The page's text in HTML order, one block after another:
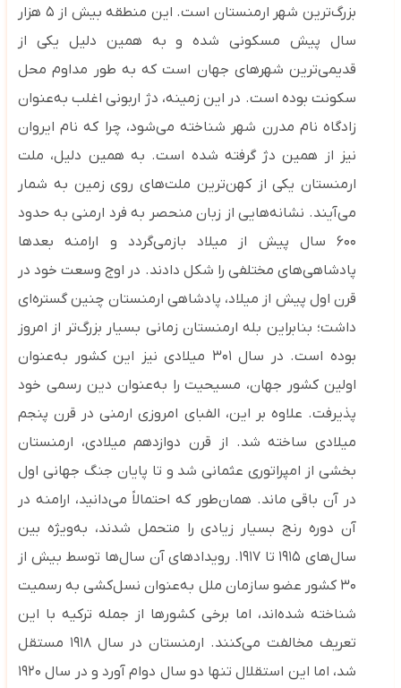
بزرگ‌ترین شهر ارمنستان است. این منطقه بیش از ۵ هزار
سال پیش مسکونی شده و به همین دلیل یکی از
قدیمی‌ترین شهرهای جهان است که به طور مداوم محل
سکونت بوده است. در این زمینه، دژ اربونی اغلب به‌عنوان
زادگاه نام مدرن شهر شناخته می‌شود، چرا که نام ایروان
نیز از همین دژ گرفته شده است. به همین دلیل، ملت
ارمنستان یکی از کهن‌ترین ملت‌های روی زمین به شمار
می‌آیند. نشانه‌هایی از زبان منحصر به ‌فرد ارمنی به حدود
۶۰۰ سال پیش از میلاد بازمی‌گردد و ارامنه بعدها
پادشاهی‌های مختلفی را شکل دادند. در اوج وسعت خود در
قرن اول پیش از میلاد، پادشاهی ارمنستان چنین گستره‌ای
داشت؛ بنابراین بله ارمنستان زمانی بسیار بزرگ‌تر از امروز
بوده است. در سال ۳۰۱ میلادی نیز این کشور به‌عنوان
اولین کشور جهان، مسیحیت را به‌عنوان دین رسمی خود
پذیرفت. علاوه بر این، الفبای امروزی ارمنی در قرن پنجم
میلادی ساخته شد. از قرن دوازدهم میلادی، ارمنستان
بخشی از امپراتوری عثمانی شد و تا پایان جنگ جهانی اول
در آن باقی ماند. همان‌طور که احتمالاً می‌دانید، ارامنه در
آن دوره رنج بسیار زیادی را متحمل شدند، به‌ویژه بین
سال‌های ۱۹۱۵ تا ۱۹۱۷. رویدادهای آن سال‌ها توسط بیش از
۳۰ کشور عضو سازمان ملل به‌عنوان نسل‌کشی به رسمیت
شناخته شده‌اند، اما برخی کشورها از جمله ترکیه با این
تعریف مخالفت می‌کنند. ارمنستان در سال ۱۹۱۸ مستقل
شد، اما این استقلال تنها دو سال دوام آورد و در سال ۱۹۲۰